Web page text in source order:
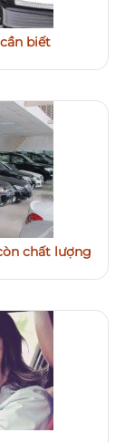
biết
chất lượng